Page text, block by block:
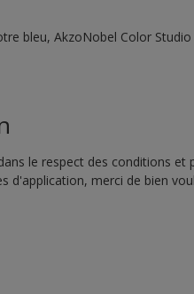
bleu, AkzoNobel Color
le respect des conditions et
d'application, merci de bien